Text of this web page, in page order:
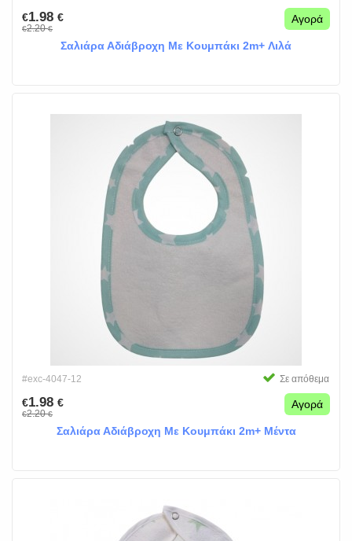
€1.98 €
€2.20€
Αγορά
Σαλιάρα Αδιάβροχη Με Κουμπάκι 2m+ Λιλά
#exc-4047-12 Σε απόθεμα
€1.98 €
€2.20€
Αγορά
Σαλιάρα Αδιάβροχη Με Κουμπάκι 2m+ Μέντα